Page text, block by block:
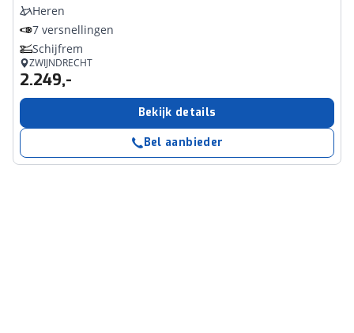
Heren
7 versnellingen
Schijfrem
ZWIJNDRECHT
2.249,-
Bekijk details
Bel aanbieder